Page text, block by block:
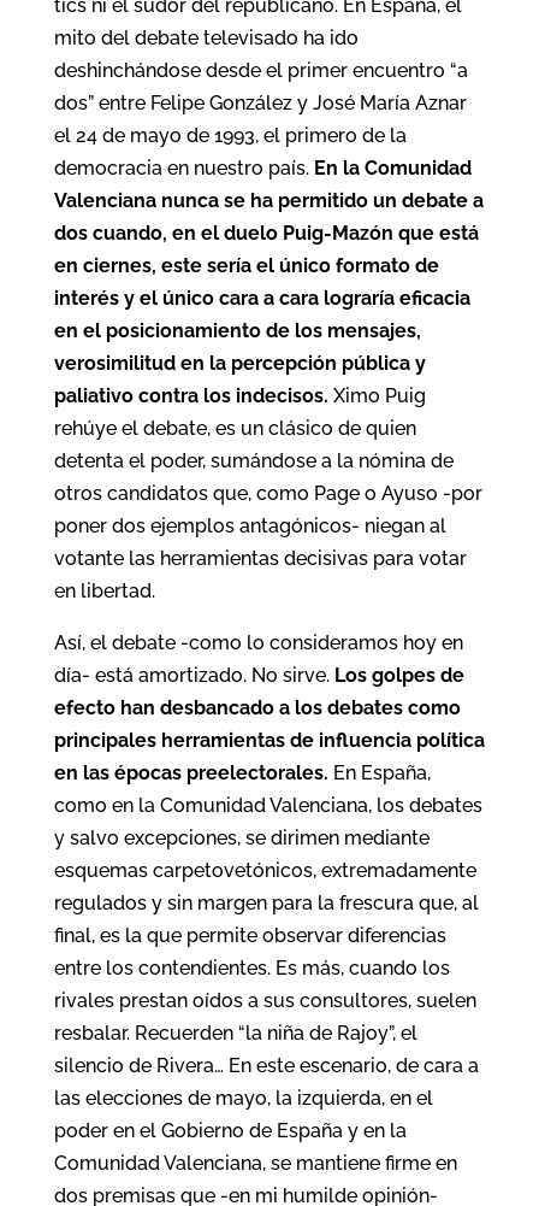
tics ni el sudor del republicano. En España, el
mito del debate televisado ha ido
deshinchándose desde el primer encuentro “a
dos” entre Felipe González y José María Aznar
el 24 de mayo de 1993, el primero de la
democracia en nuestro país. En la Comunidad
Valenciana nunca se ha permitido un debate a
dos cuando, en el duelo Puig-Mazón que está
en ciernes, este sería el único formato de
interés y el único cara a cara lograría eficacia
en el posicionamiento de los mensajes,
verosimilitud en la percepción pública y
paliativo contra los indecisos. Ximo Puig
rehúye el debate, es un clásico de quien
detenta el poder, sumándose a la nómina de
otros candidatos que, como Page o Ayuso -por
poner dos ejemplos antagónicos- niegan al
votante las herramientas decisivas para votar
en libertad.
Así, el debate -como lo consideramos hoy en
día- está amortizado. No sirve.Los golpes de
efecto han desbancado a los debates como
principales herramientas de influencia política
en las épocas preelectorales. En España,
como en la Comunidad Valenciana, los debates
y salvo excepciones, se dirimen mediante
esquemas carpetovetónicos, extremadamente
regulados y sin margen para la frescura que, al
final, es la que permite observar diferencias
entre los contendientes. Es más, cuando los
rivales prestan oídos a sus consultores, suelen
resbalar. Recuerden “la niña de Rajoy”, el
silencio de Rivera… En este escenario, de cara a
las elecciones de mayo, la izquierda, en el
poder en el Gobierno de España y en la
Comunidad Valenciana, se mantiene firme en
dos premisas que -en mi humilde opinión-